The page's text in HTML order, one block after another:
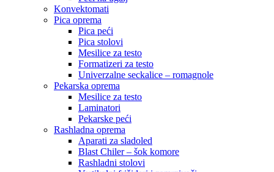
Konvektomati
Pica oprema
Pica peći
Pica stolovi
Mesilice za testo
Formatizeri za testo
Univerzalne seckalice – romagnole
Pekarska oprema
Mesilice za testo
Laminatori
Pekarske peći
Rashladna oprema
Aparati za sladoled
Blast Chiler – šok komore
Rashladni stolovi